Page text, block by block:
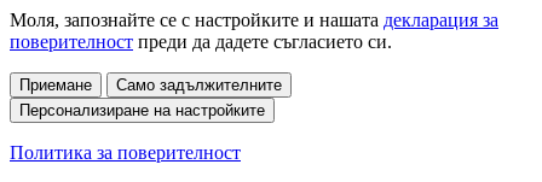
Моля, запознайте се с настройките и нашата декларация за
поверителност преди да дадете съгласието си.
Приемане
Само задължителните
Персонализиране на настройките
Политика за поверителност